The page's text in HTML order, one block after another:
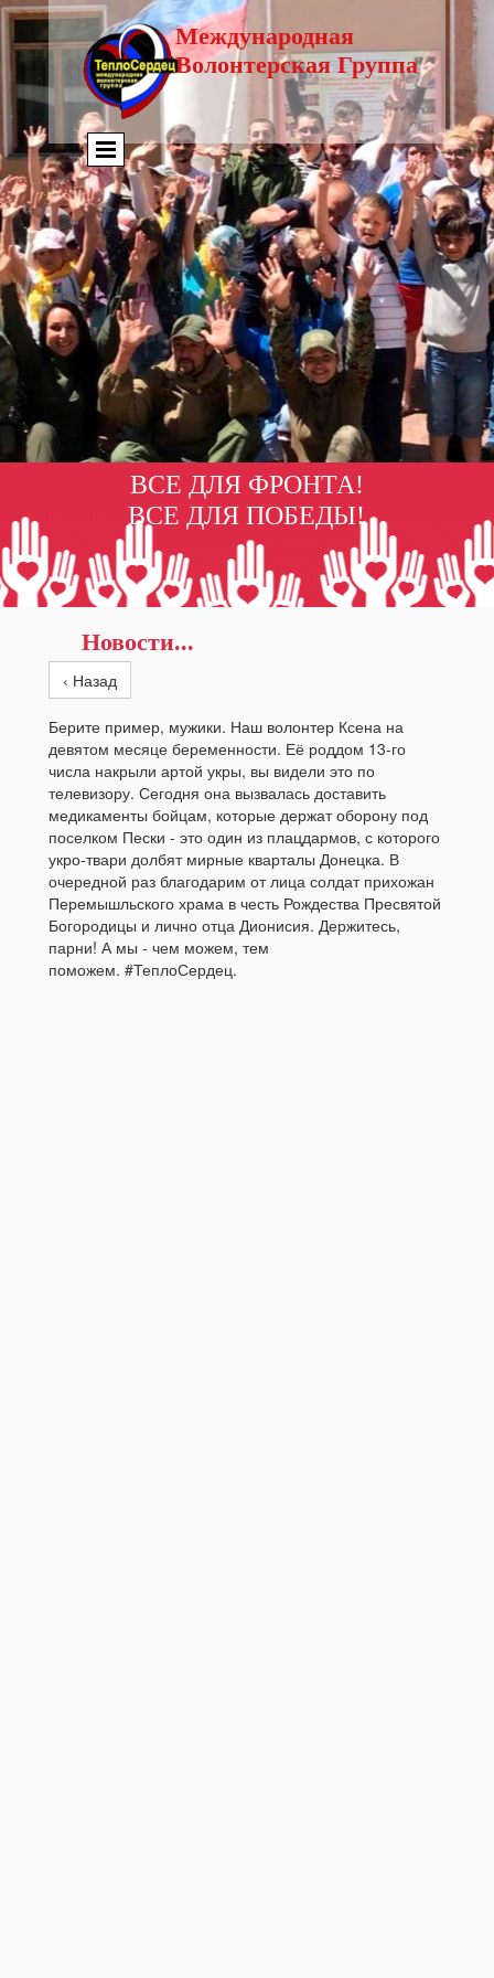
Международная
Волонтерская Группа
ВСЕ ДЛЯ ФРОНТА!
ВСЕ ДЛЯ ПОБЕДЫ!
‹ Назад
Берите пример, мужики. Наш волонтер Ксена на
девятом месяце беременности. Её роддом 13-го
числа накрыли артой укры, вы видели это по
телевизору. Сегодня она вызвалась доставить
медикаменты бойцам, которые держат оборону под
поселком Пески - это один из плацдармов, с которого
укро-твари долбят мирные кварталы Донецка. В
очередной раз благодарим от лица солдат прихожан
Перемышльского храма в честь Рождества Пресвятой
Богородицы и лично отца Дионисия. Держитесь,
парни! А мы - чем можем, тем
поможем. #ТеплоСердец.
Новости...